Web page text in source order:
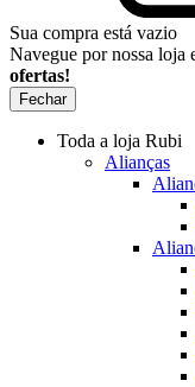
Sua compra está vazio
Navegue por nossa loja
ofertas!
Fechar
Toda a loja Rubi
Alianças